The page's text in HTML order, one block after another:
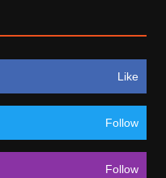
Like
Follow
Follow